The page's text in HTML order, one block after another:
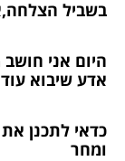
בשביל
היום אני
אדע שיבוא עוד
כדאי לתכנן
ומחר